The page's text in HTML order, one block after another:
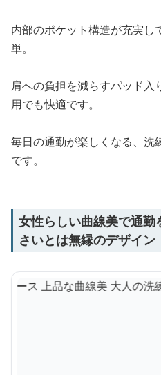
内部のポケット構造が充実し
単。
肩への負担を減らすパッド入
用でも快適です。
毎日の通勤が楽しくなる、洗
です。
女性らしい曲線美で通
さいとは無縁のデザイン